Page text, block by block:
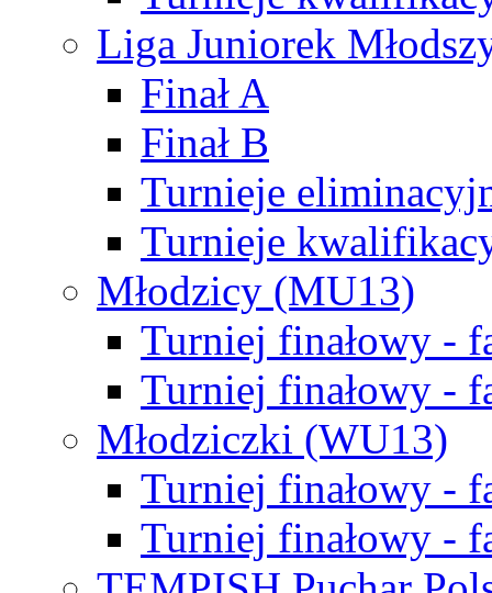
Liga Juniorek
Finał A
Finał B
Turnieje
Turnieje
Młodzicy (MU13)
Turniej finałowy -
Turniej finałowy -
Młodziczki (WU13)
Turniej finałowy -
Turniej finałowy -